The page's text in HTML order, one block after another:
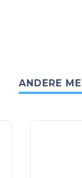
ANDERE